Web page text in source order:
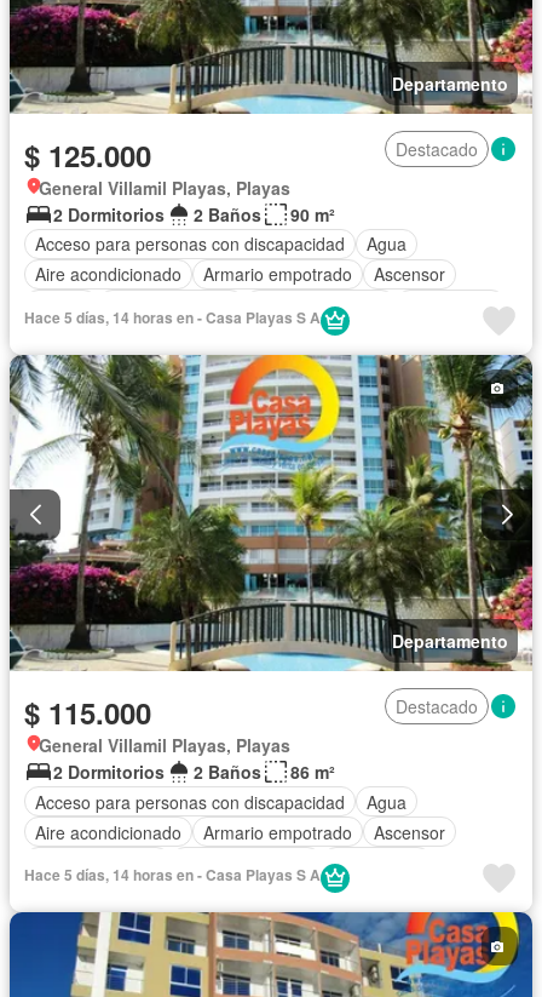
Departamento
$ 125.000
Destacado
General Villamil Playas, Playas
2 Dormitorios
2 Baños
90 m²
Acceso para personas con discapacidad
Agua
Aire acondicionado
Armario empotrado
Ascensor
Cocina equipada
Electricidad
Garita de guardianía
Jardín
Patio
Piscina Sauna Seguridad
Vista panorámica
Wifi
Parcialmente amoblado
Hace 5 días, 14 horas en - Casa Playas S A
Departamento
$ 115.000
Destacado
General Villamil Playas, Playas
2 Dormitorios
2 Baños
86 m²
Acceso para personas con discapacidad
Agua
Aire acondicionado
Armario empotrado
Ascensor
Electricidad
Garita de guardianía
Jardín
Piscina Sauna Seguridad
Wifi
Parcialmente amoblado
Hace 5 días, 14 horas en - Casa Playas S A